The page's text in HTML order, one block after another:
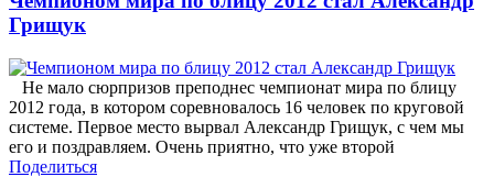
Грищук
Не мало сюрпризов преподнес чемпионат мира по блицу
2012 года, в котором соревновалось 16 человек по круговой
системе. Первое место вырвал Александр Грищук, с чем мы
его и поздравляем. Очень приятно, что уже второй
Поделиться